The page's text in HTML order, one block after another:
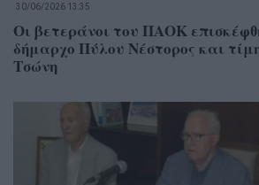
30/06/2026 13:35
Οι βετεράνοι του ΠΑΟΚ
δήμαρχο Πύλου Νέστορος και
Τσώνη